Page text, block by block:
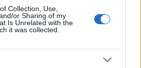
Collection, Use,
or Sharing of my
Is Unrelated with the
it was collected.
pasada, Diego López no pudo
el Mallorca
. Fue sustituido en el